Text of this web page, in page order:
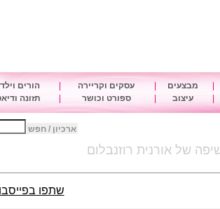
מבצעים עסקים וקריירה הורים
עיצוב ספורט וכושר תזונה
ארכיון / חפש
של אורנית רוזנבלום
שתפו